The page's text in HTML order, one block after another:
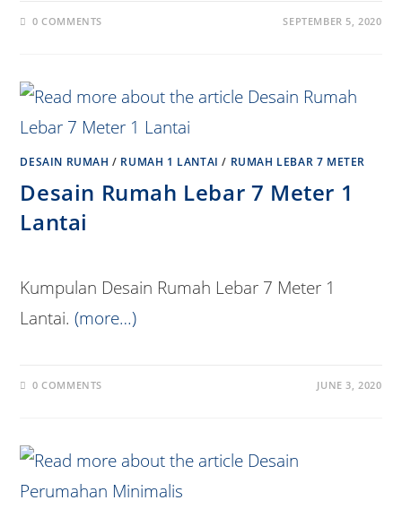
0 COMMENTS SEPTEMBER 5, 2020
DESAIN RUMAH / RUMAH 1 LANTAI / RUMAH LEBAR 7 METER
Desain Rumah Lebar 7 Meter 1
Lantai
Kumpulan Desain Rumah Lebar 7 Meter 1
Lantai.(more…)
0 COMMENTS JUNE 3, 2020